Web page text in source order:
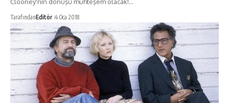
TarafındanEditör 4 Oca 2018